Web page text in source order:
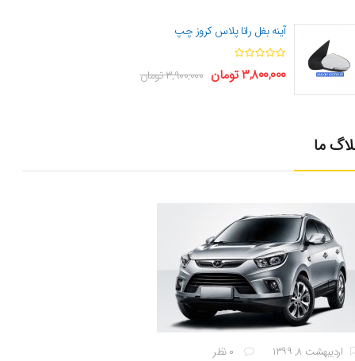
آینه بغل رانا پلاس کروز چپ
۳,۹۰۰,۰۰۰تومان ۳,۸۰۰,۰۰۰تومان
ما
اردیبهشت ۸, ۱۳۹۹ ۰ نظر